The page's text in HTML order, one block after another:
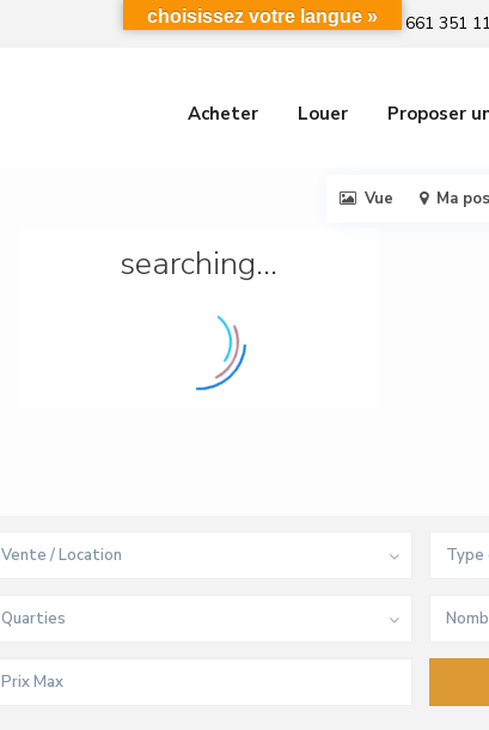
+212 661 351
Acheter Louer Proposer
searching...
Vue Ma
Vente / Location Type
Quarties
choisissez votre langue »